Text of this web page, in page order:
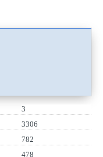
3
3306
782
478